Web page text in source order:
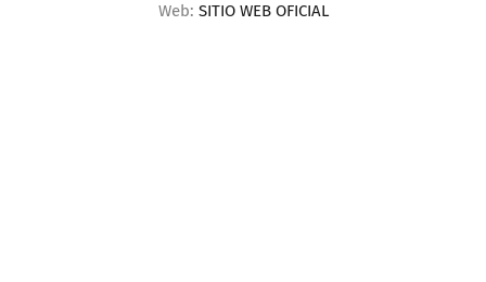
Web: SITIO WEB OFICIAL